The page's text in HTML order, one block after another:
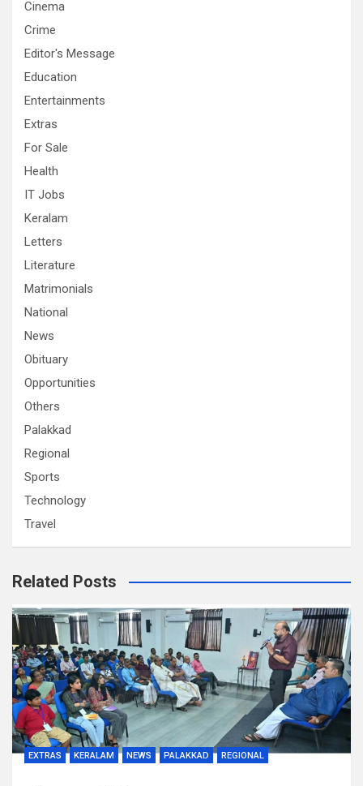
Cinema
Crime
Editor's Message
Education
Entertainments
Extras
For Sale
Health
IT Jobs
Keralam
Letters
Literature
Matrimonials
National
News
Obituary
Opportunities
Others
Palakkad
Regional
Sports
Technology
Travel
Related Posts
EXTRAS KERALAM NEWS PALAKKAD REGIONAL